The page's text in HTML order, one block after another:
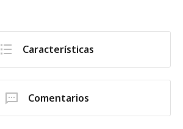
Características
Comentarios